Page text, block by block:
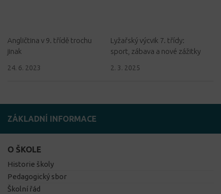
Angličtina v 9. třídě trochu
jinak
24. 6. 2023
Lyžařský výcvik 7. třídy:
sport, zábava a nové zážitky
2. 3. 2025
ZÁKLADNÍ INFORMACE
O ŠKOLE
Historie školy
Pedagogický sbor
Školní řád